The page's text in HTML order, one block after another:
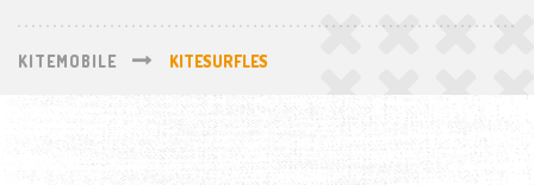
KITEMOBILE KITESURFLES